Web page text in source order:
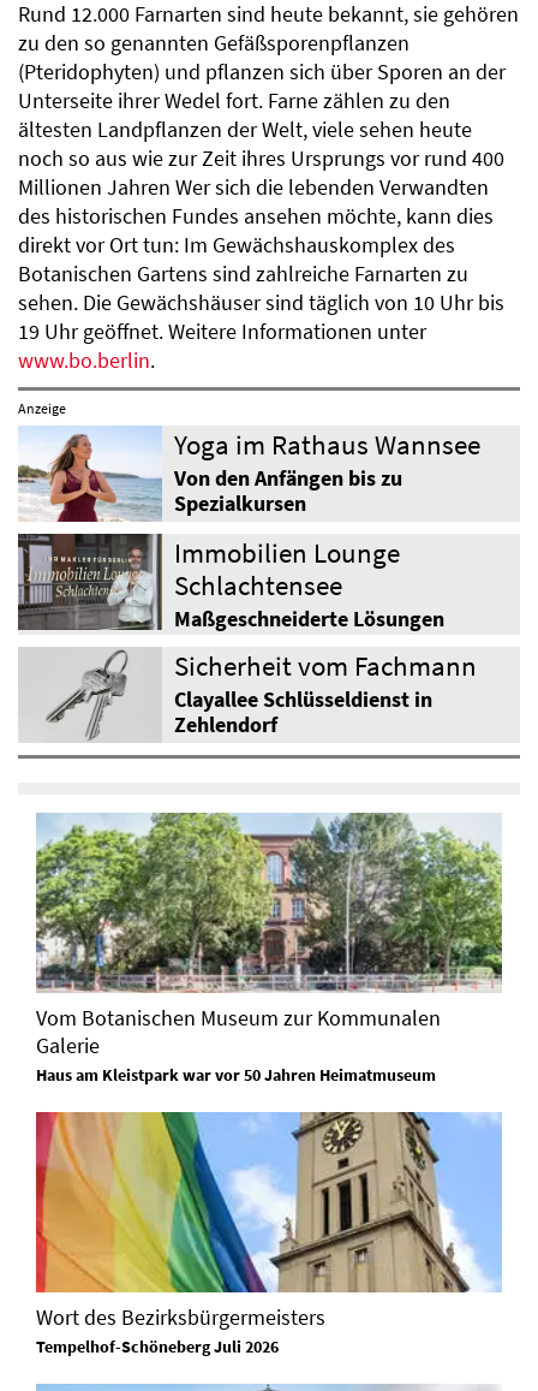
Rund 12.000 Farnarten sind heute bekannt, sie gehören
zu den so genannten Gefäßsporenpflanzen
(Pteridophyten) und pflanzen sich über Sporen an der
Unterseite ihrer Wedel fort. Farne zählen zu den
ältesten Landpflanzen der Welt, viele sehen heute
noch so aus wie zur Zeit ihres Ursprungs vor rund 400
Millionen Jahren Wer sich die lebenden Verwandten
des historischen Fundes ansehen möchte, kann dies
direkt vor Ort tun: Im Gewächshauskomplex des
Botanischen Gartens sind zahlreiche Farnarten zu
sehen. Die Gewächshäuser sind täglich von 10 Uhr bis
19 Uhr geöffnet. Weitere Informationen unter
www.bo.berlin.
Anzeige
Yoga im Rathaus Wannsee
Von den Anfängen bis zu
Spezialkursen
Immobilien Lounge
Schlachtensee
Maßgeschneiderte Lösungen
Sicherheit vom Fachmann
Clayallee Schlüsseldienst in
Zehlendorf
Vom Botanischen Museum zur Kommunalen
Galerie
Haus am Kleistpark war vor 50 Jahren Heimatmuseum
Wort des Bezirksbürgermeisters
Tempelhof-Schöneberg Juli 2026